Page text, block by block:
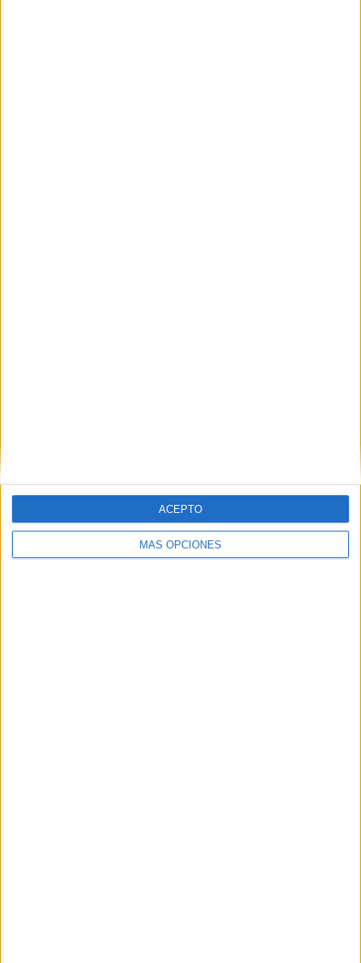
MÁS OPCIONES
ACEPTO